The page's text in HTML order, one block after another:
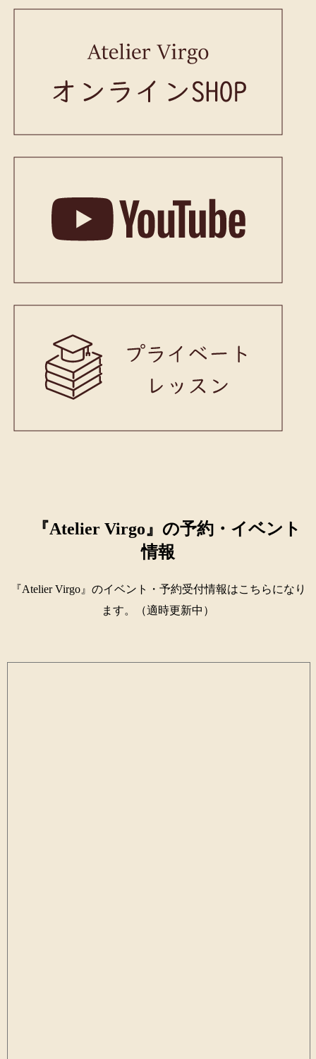
『Atelier Virgo』の予約・イベント
情報
『Atelier Virgo』のイベント・予約受付情報はこちらになり
ます。（適時更新中）